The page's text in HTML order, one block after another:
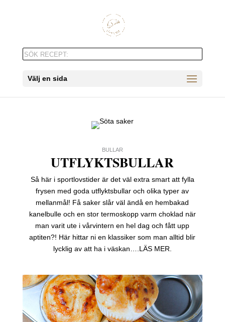
Välj en sida
BULLAR
UTFLYKTSBULLAR
Så här i sportlovstider är det väl extra smart att fylla
frysen med goda utflyktsbullar och olika typer av
mellanmål! Få saker slår väl ändå en hembakad
kanelbulle och en stor termoskopp varm choklad när
man varit ute i vårvintern en hel dag och fått upp
aptiten?! Här hittar ni en klassiker som man alltid blir
lycklig av att ha i väskan….LÄS MER.